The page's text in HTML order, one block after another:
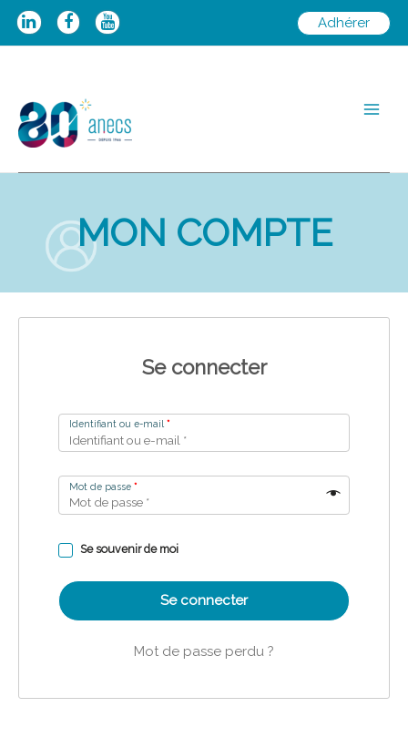
Aller
Adhérer
MON COMPTE
Se connecter
Identifiant ou e-mail *
Mot de passe *
Se souvenir de moi
Se connecter
Mot de passe perdu ?